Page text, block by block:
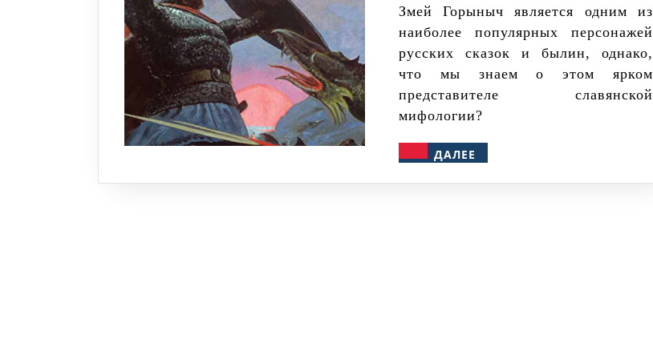
один
из
богатырей?
Змей Горыныч является одним из
наиболее популярных персонажей
русских сказок и былин, однако,
что мы знаем о этом ярком
представителе славянской
мифологии?
ДАЛЕЕ